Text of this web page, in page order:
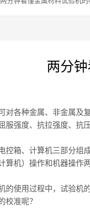
两分
对各种金属、非金属及
服强度、抗拉强度、抗
箱、计算机三部分组成
算机）操作和机器操作
使用过程中，试验机的
校准呢？